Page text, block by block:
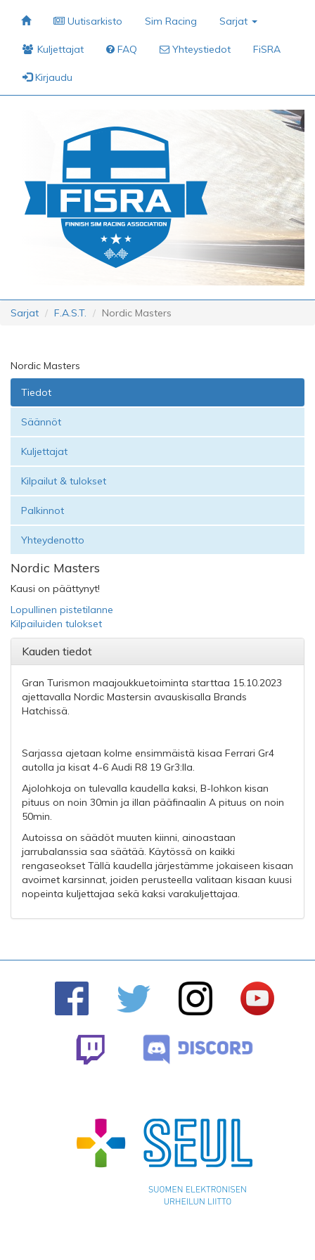
Uutisarkisto Sim Racing Sarjat
Kuljettajat FAQ Yhteystiedot FiSRA
Kirjaudu
Sarjat F.A.S.T. Nordic Masters
Nordic Masters
Tiedot
Säännöt
Kuljettajat
Kilpailut & tulokset
Palkinnot
Yhteydenotto
Nordic Masters
Kausi on päättynyt!
Lopullinen pistetilanne
Kilpailuiden tulokset
Kauden tiedot
Gran Turismon maajoukkuetoiminta starttaa 15.10.2023
ajettavalla Nordic Mastersin avauskisalla Brands
Hatchissä.
Sarjassa ajetaan kolme ensimmäistä kisaa Ferrari Gr4
autolla ja kisat 4-6 Audi R8 19 Gr3:lla.
Ajolohkoja on tulevalla kaudella kaksi, B-lohkon kisan
pituus on noin 30min ja illan pääfinaalin A pituus on noin
50min.
Autoissa on säädöt muuten kiinni, ainoastaan
jarrubalanssia saa säätää. Käytössä on kaikki
rengaseokset Tällä kaudella järjestämme jokaiseen kisaan
avoimet karsinnat, joiden perusteella valitaan kisaan kuusi
nopeinta kuljettajaa sekä kaksi varakuljettajaa.